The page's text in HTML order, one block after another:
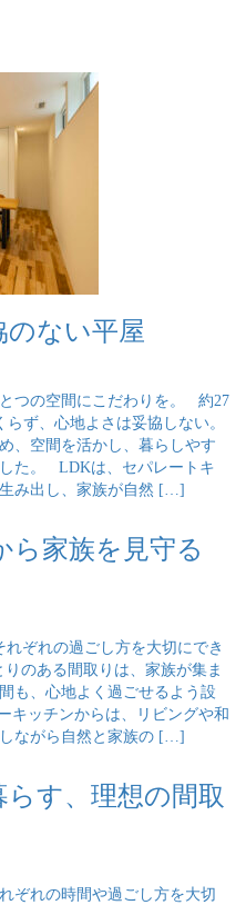
のない平屋
つの空間にこだわりを。 約27
ず、心地よさは妥協しない。
、空間を活かし、暮らしやす
た。 LDKは、セパレートキ
み出し、家族が自然 […]
ら家族を見守る
ぞれの過ごし方を大切にでき
のある間取りは、家族が集ま
も、心地よく過ごせるよう設
ッチンからは、リビングや和
ながら自然と家族の […]
す、理想の間取
ぞれの時間や過ごし方を大切